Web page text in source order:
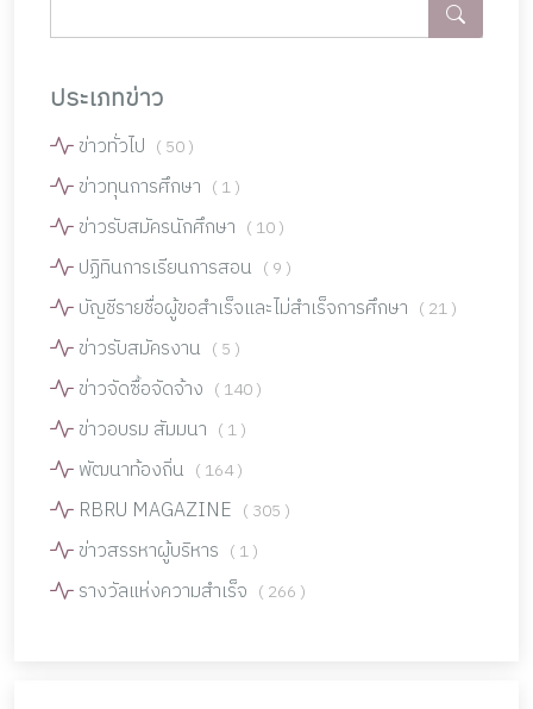
ประเภทข่าว
ข่าวทั่วไป ( 50 )
ข่าวทุนการศึกษา ( 1 )
ข่าวรับสมัครนักศึกษา ( 10 )
ปฏิทินการเรียนการสอน ( 9 )
บัญชีรายชื่อผู้ขอสำเร็จและไม่สำเร็จการศึกษา ( 21 )
ข่าวรับสมัครงาน ( 5 )
ข่าวจัดซื้อจัดจ้าง ( 140 )
ข่าวอบรม สัมมนา ( 1 )
พัฒนาท้องถิ่น ( 164 )
RBRU MAGAZINE ( 305 )
ข่าวสรรหาผู้บริหาร ( 1 )
รางวัลแห่งความสำเร็จ ( 266 )